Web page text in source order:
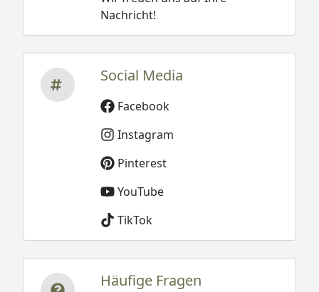
Nachricht!
Social Media
Facebook
Instagram
Pinterest
YouTube
TikTok
Häufige Fragen